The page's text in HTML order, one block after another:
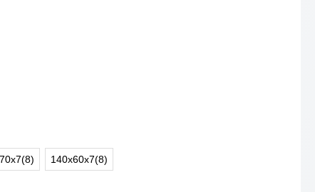
140х60х7(8)